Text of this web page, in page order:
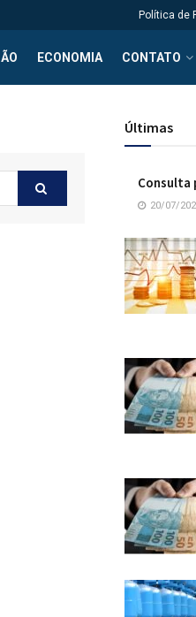
Política de
ECONOMIA CONTATO
Últimas
Consulta
20/07/